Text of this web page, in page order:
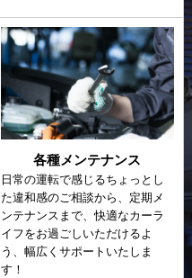
各種メンテナンス
日常の運転で感じるちょっとし
た違和感のご相談から、定期メ
ンテナンスまで、快適なカーラ
イフをお過ごしいただけるよ
う、幅広くサポートいたしま
す！